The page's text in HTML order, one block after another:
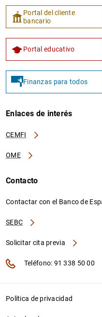
Portal del cliente
bancario
Portal educativo
Finanzas para todos
Enlaces de interés
CEMFI
OME
Contacto
Contactar con el Banco de
SEBC
Solicitar cita previa
Teléfono: 91 338 50 00
Política de privacidad